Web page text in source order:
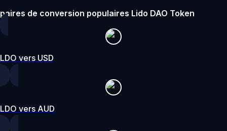
paires de conversion populaires Lido DAO Token
LDO vers USD
LDO vers AUD